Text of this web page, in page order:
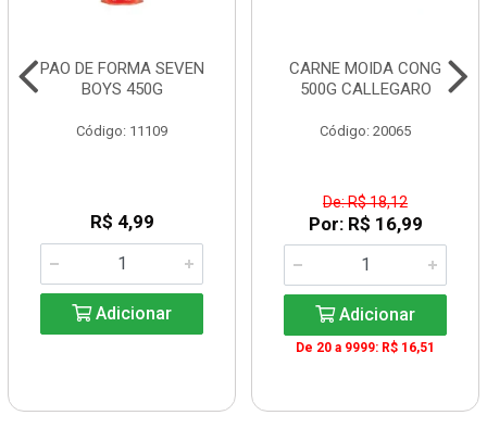
PAO DE FORMA SEVEN
BOYS 450G
Código: 11109
R$ 4,99
Adicionar
CARNE MOIDA CONG
500G CALLEGARO
Código: 20065
De: R$ 18,12
Por: R$ 16,99
Adicionar
De 20 a 9999: R$ 16,51